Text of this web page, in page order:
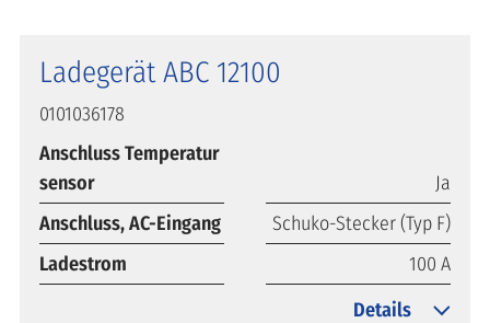
Ladegerät ABC 12100
0101036178
Anschluss Temperatur
sensor
Ja
Anschluss, AC-Eingang
Schuko-Stecker (Typ F)
Ladestrom
100 A
Details